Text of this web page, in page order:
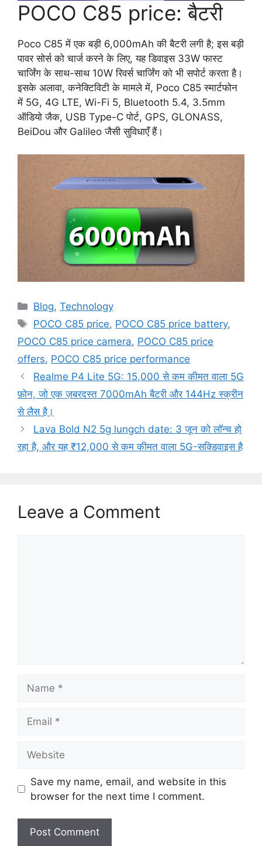
POCO C85 price: बैटरी
Poco C85 में एक बड़ी 6,000mAh की बैटरी लगी है; इस बड़ी
पावर सोर्स को चार्ज करने के लिए, यह डिवाइस 33W फास्ट
चार्जिंग के साथ-साथ 10W रिवर्स चार्जिंग को भी सपोर्ट करता है।
इसके अलावा, कनेक्टिविटी के मामले में, Poco C85 स्मार्टफोन
में 5G, 4G LTE, Wi-Fi 5, Bluetooth 5.4, 3.5mm
ऑडियो जैक, USB Type-C पोर्ट, GPS, GLONASS,
BeiDou और Galileo जैसी सुविधाएँ हैं।
Categories
Blog,Technology
Tags
POCO C85 price, POCO C85 price battery,
POCO C85 price camera, POCO C85 price
offers, POCO C85 price performance
Realme P4 Lite 5G: 15,000 से कम कीमत वाला 5G
फ़ोन, जो एक ज़बरदस्त 7000mAh बैटरी और 144Hz स्क्रीन
से लैस है।
Lava Bold N2 5g lungch date: 3 जून को लॉन्च हो
रहा है, और यह ₹12,000 से कम कीमत वाला 5G-सक्डिवाइस है
Leave a Comment
Save my name, email, and website in this
browser for the next time I comment.